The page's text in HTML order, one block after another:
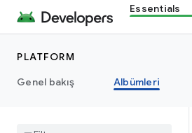
Essentials
PLATFORM
Genel bakış
Albümleri